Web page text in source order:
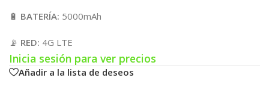
🔋 BATERÍA: 5000mAh
📡 RED: 4G LTE
Inicia sesión para ver precios
Añadir a la lista de deseos